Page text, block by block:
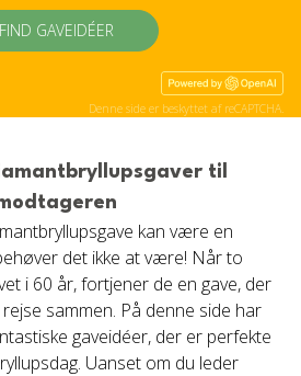
FIND GAVEIDÉER
Denne side er beskyttet af reCAPTCHA.
til
kan være en
det ikke at være! Når to
i 60 år, fortjener de en gave, der
sammen. På denne side har
gaveidéer, der er perfekte
Uanset om du leder